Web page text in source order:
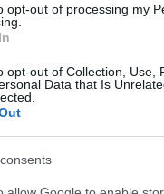
opt-out of processing my
opt-out of Collection, Use,
Data that Is
a Fradi
edző nem
a
van a legnagyobb
a csapatoknál,